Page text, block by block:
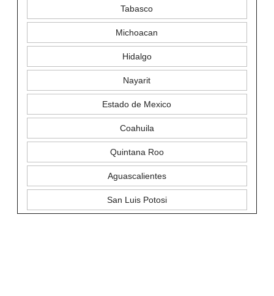
Tabasco
Michoacan
Hidalgo
Nayarit
Estado de Mexico
Coahuila
Quintana Roo
Aguascalientes
San Luis Potosi